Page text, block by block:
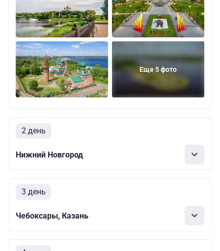
Еще 5 фото
2 день
Нижний Новгород
3 день
Чебоксары, Казань